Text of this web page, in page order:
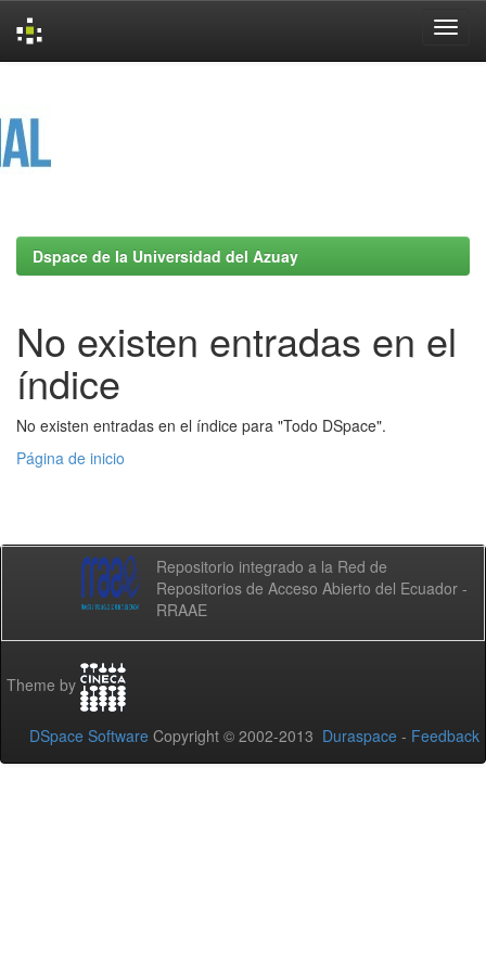
Dspace de la Universidad del Azuay
No existen entradas en el
índice
No existen entradas en el índice para "Todo DSpace".
Página de inicio
Repositorio integrado a la Red de
Repositorios de Acceso Abierto del Ecuador -
RRAAE
Theme by
DSpace Software Copyright © 2002-2013 Duraspace - Feedback